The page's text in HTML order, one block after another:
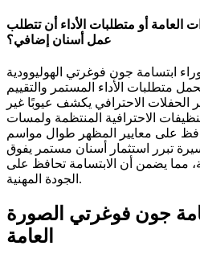
العامة أو متطلبات الأداء أن تتطلب
عمل أسنان إضافي؟
ابتسامة جون فوغرتي الهوليوودية
متطلبات الأداء المستمر والتقييم
الحفلات الاحترافي يكشف عيوبًا غير
الاحترافية المنتظمة ولمسات
على معايير المظهر طوال مواسم
تبرر استثمار أسنان مستمر يفوق
مما يضمن أن الابتسامة تحافظ على
الجودة المهنية.
جون فوغرتي الصورة
العامة